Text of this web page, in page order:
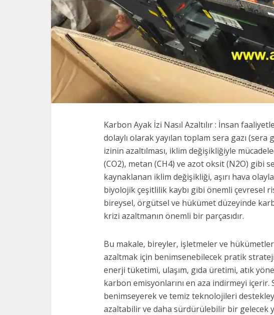
Karbon Ayak İzi Nasıl Azaltılır : İnsan
dolaylı olarak yayılan toplam sera gazı (sera
izinin azaltılması, iklim değişikliğiyle
(CO2), metan (CH4) ve azot oksit (N2O) gibi
kaynaklanan iklim değişikliği, aşırı hava
biyolojik çeşitlilik kaybı gibi önemli çevresel
bireysel, örgütsel ve hükümet düzeyinde
krizi azaltmanın önemli bir parçasıdır.
Bu makale, bireyler, işletmeler ve
azaltmak için benimsenebilecek pratik
enerji tüketimi, ulaşım, gıda üretimi, atık
karbon emisyonlarını en aza indirmeyi
benimseyerek ve temiz teknolojileri
azaltabilir ve daha sürdürülebilir bir gelecek